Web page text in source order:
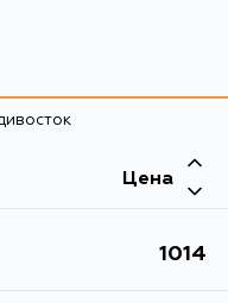
MCV30, MCV31
ACA21, ACA23, ACA26,
Цена
1014